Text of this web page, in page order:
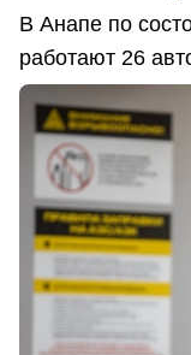
В Анапе по
работают 26